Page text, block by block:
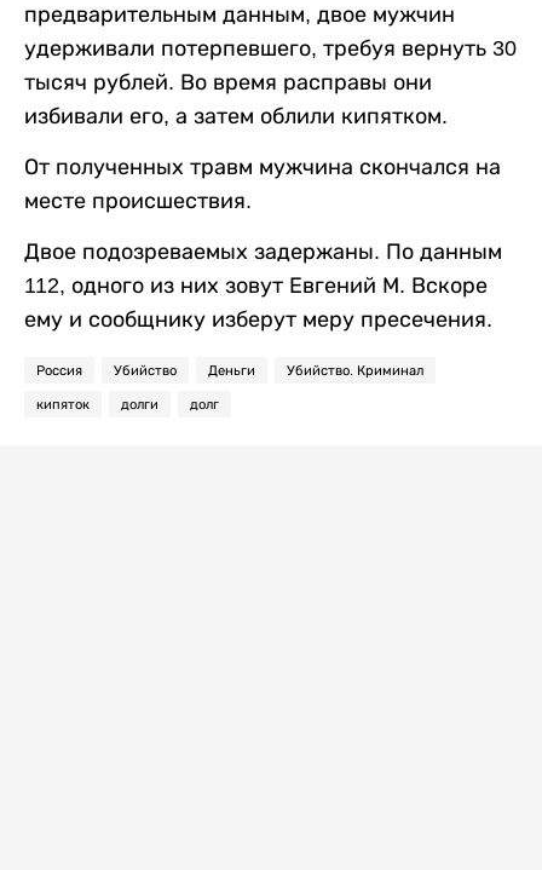
предварительным данным, двое мужчин
удерживали потерпевшего, требуя вернуть 30
тысяч рублей. Во время расправы они
избивали его, а затем облили кипятком.
От полученных травм мужчина скончался на
месте происшествия.
Двое подозреваемых задержаны. По данным
112, одного из них зовут Евгений М. Вскоре
ему и сообщнику изберут меру пресечения.
Россия Убийство Деньги Убийство. Криминал
кипяток долги долг